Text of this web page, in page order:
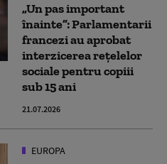
„Un pas important
înainte”: Parlamentarii
francezi au aprobat
interzicerea rețelelor
sociale pentru copiii
sub 15 ani
21.07.2026
EUROPA